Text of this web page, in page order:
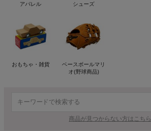
アパレル
シューズ
おもちゃ・雑貨
ベースボールマリ
オ(野球商品)
商品が見つからない方はこちら